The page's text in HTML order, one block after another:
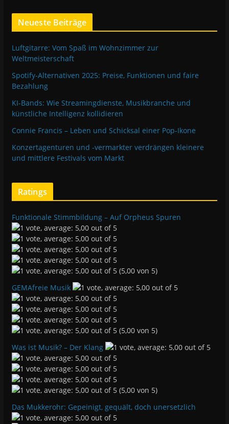
Neueste Beiträge
Luftgitarre: Vom Spaß im Wohnzimmer zur
Weltmeisterschaft
Spotify-Alternativen 2025: Preise, Funktionen und faire
Bezahlung
KI-Bands: Wie Streamingdienste, Musikbranche und
künstliche Intelligenz kollidieren
Connie Francis – Leben und Schicksal einer Pop-Ikone
Konzertagenturen und -vermarkter verdrängen kleinere
und mittlere Festivals vom Markt
Ratings
Funktionale Stimmbildung – Auf Orpheus Spuren
(5,00 von 5)
GEMAfreie Musik
(5,00 von 5)
Was ist Musik? – Der Klang
(5,00 von 5)
Das Mukkerohr: Gepeinigt, gequält, doch unersetzlich